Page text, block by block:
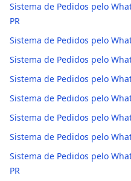
Sistema de Pedidos pelo
PR
Sistema de Pedidos pelo
Sistema de Pedidos pelo
Sistema de Pedidos pelo
Sistema de Pedidos pelo
Sistema de Pedidos pelo
Sistema de Pedidos pelo
Sistema de Pedidos pelo
PR